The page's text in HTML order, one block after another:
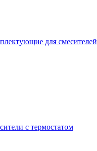
для смесителей
с термостатом